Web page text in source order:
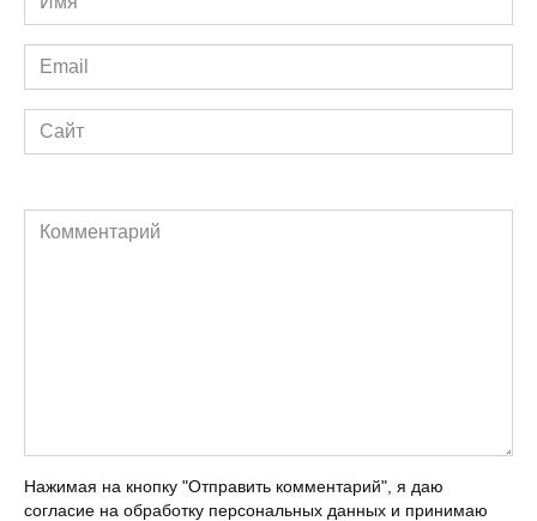
*
Email
*
Сайт
Комментарий
Нажимая на кнопку "Отправить комментарий", я даю
согласие на обработку персональных данных и принимаю